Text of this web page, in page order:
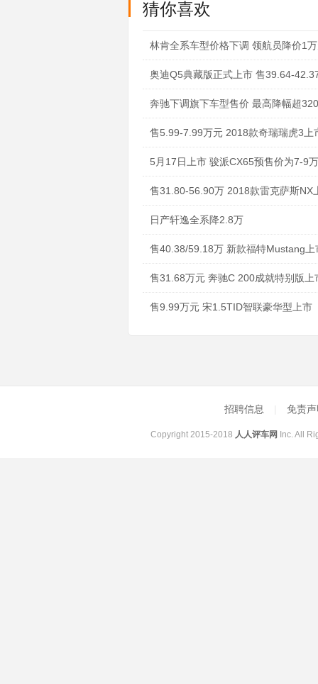
猜你喜欢
林肯全系车型价格下调 领航员降价1
奥迪Q5典藏版正式上市 售39.64-
奔驰下调旗下车型售价 最高降幅超
售5.99-7.99万元 2018款奇瑞瑞虎3上
5月17日上市 骏派CX65预售价为7-9
售31.80-56.90万 2018款雷克萨斯NX
日产轩逸全系降2.8万
售40.38/59.18万 新款福特Mustang上
售31.68万元 奔驰C 200成就特别版上
售9.99万元 宋1.5TID智联豪华型上市
招聘信息 免责
Copyright 2015-2018 人人评车网 Inc. All